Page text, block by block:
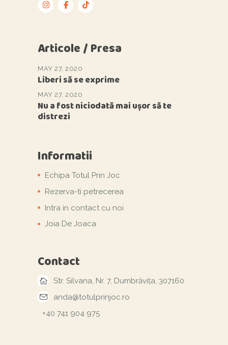
Articole / Presa
MAY 27, 2020
Liberi să se exprime
MAY 27, 2020
Nu a fost niciodată mai ușor să te
distrezi
Informatii
Echipa Totul Prin Joc
Rezerva-ti petrecerea
Intra in contact cu noi
Joia De Joaca
Contact
Str. Silvana, Nr. 7, Dumbrăvița, 307160
anda@totulprinjoc.ro
+40 741 904 975